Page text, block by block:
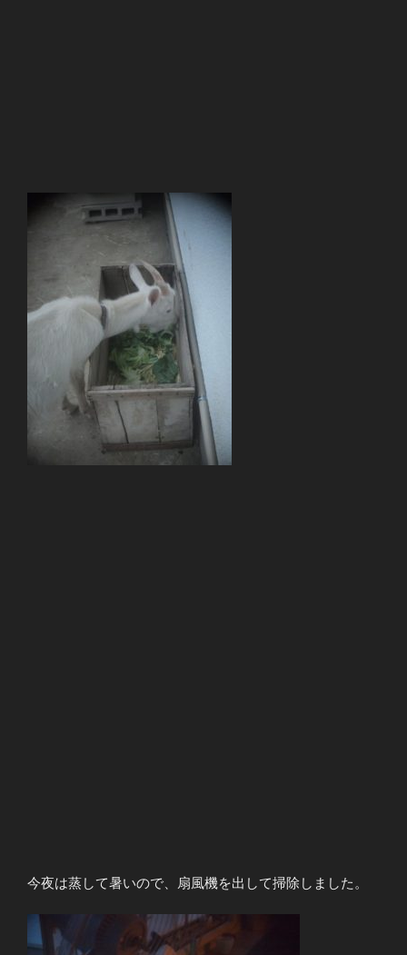
今夜は蒸して暑いので、扇風機を出して掃除しました。